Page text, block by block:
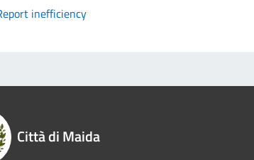
inefficiency
Città di Maida